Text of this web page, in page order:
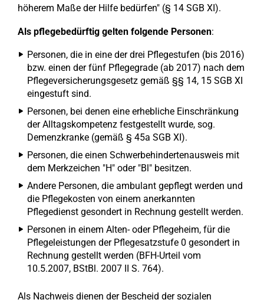
höherem Maße der Hilfe bedürfen" (§ 14 SGB XI).
Als pflegebedürftig gelten folgende Personen:
Personen, die in eine der drei Pflegestufen (bis 2016)
bzw. einen der fünf Pflegegrade (ab 2017) nach dem
Pflegeversicherungsgesetz gemäß §§ 14, 15 SGB XI
eingestuft sind.
Personen, bei denen eine erhebliche Einschränkung
der Alltagskompetenz festgestellt wurde, sog.
Demenzkranke (gemäß § 45a SGB XI).
Personen, die einen Schwerbehindertenausweis mit
dem Merkzeichen "H" oder "Bl" besitzen.
Andere Personen, die ambulant gepflegt werden und
die Pflegekosten von einem anerkannten
Pflegedienst gesondert in Rechnung gestellt werden.
Personen in einem Alten- oder Pflegeheim, für die
Pflegeleistungen der Pflegesatzstufe 0 gesondert in
Rechnung gestellt werden (BFH-Urteil vom
10.5.2007, BStBl. 2007 II S. 764).
Als Nachweis dienen der Bescheid der sozialen